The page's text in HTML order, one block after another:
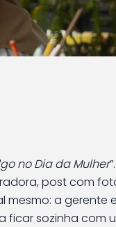
que
no Dia da Mulher
post com
mesmo: a gerente
sozinha com